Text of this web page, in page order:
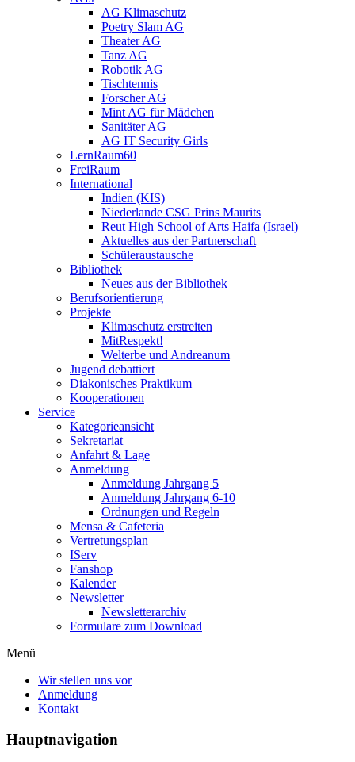
AG Klimaschutz
Poetry Slam AG
Theater AG
Tanz AG
Robotik AG
Tischtennis
Forscher AG
Mint AG für Mädchen
Sanitäter AG
AG IT Security Girls
LernRaum60
FreiRaum
International
Indien (KIS)
Niederlande CSG Prins Maurits
Reut High School of Arts Haifa (Israel)
Aktuelles aus der Partnerschaft
Schüleraustausche
Bibliothek
Neues aus der Bibliothek
Berufsorientierung
Projekte
Klimaschutz erstreiten
MitRespekt!
Welterbe und Andreanum
Jugend debattiert
Diakonisches Praktikum
Kooperationen
Service
Kategorieansicht
Sekretariat
Anfahrt & Lage
Anmeldung
Anmeldung Jahrgang 5
Anmeldung Jahrgang 6-10
Ordnungen und Regeln
Mensa & Cafeteria
Vertretungsplan
IServ
Fanshop
Kalender
Newsletter
Newsletterarchiv
Formulare zum Download
Menü
Wir stellen uns vor
Anmeldung
Kontakt
Hauptnavigation